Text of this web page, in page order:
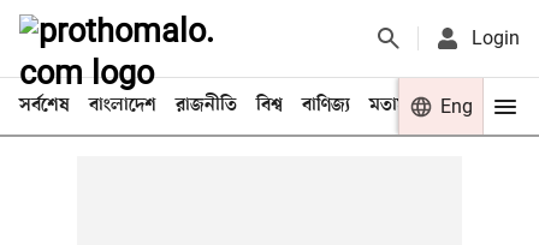
Login
সর্বশেষ বাংলাদেশ রাজনীতি বিশ্ব বাণিজ্য মতামত খেলা
Eng